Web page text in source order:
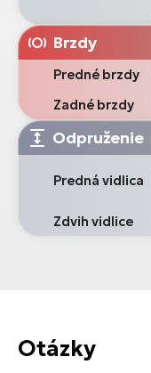
Brzdy
Predné brzdy
Zadné brzdy
Odpruženie
Predná vidlica
Zdvih vidlice
Otázky